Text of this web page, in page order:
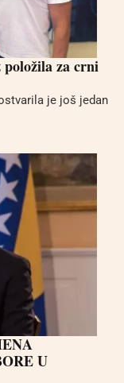
za crni
je još jedan
U